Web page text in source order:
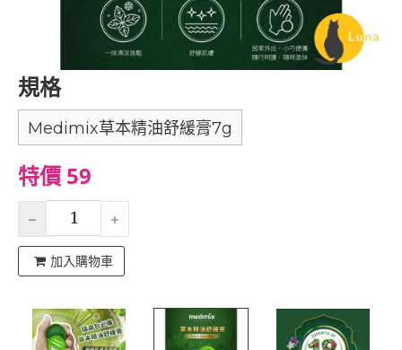
規格
Medimix草本精油舒緩膏7g
特價 59
加入購物車